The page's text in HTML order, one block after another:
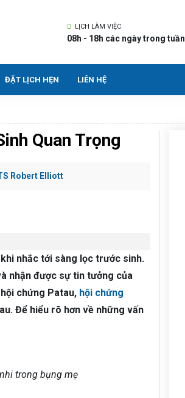
LỊCH LÀM VIỆC
08h - 18h các ngày trong tuần
ĐẶT LỊCH HẸN LIÊN HỆ
Quan Trọng
Robert Elliott
nhắc tới sàng lọc trước sinh.
nhận được sự tin tưởng của
chứng Patau, hội chứng
Để hiểu rõ hơn về những vấn
trong bụng mẹ